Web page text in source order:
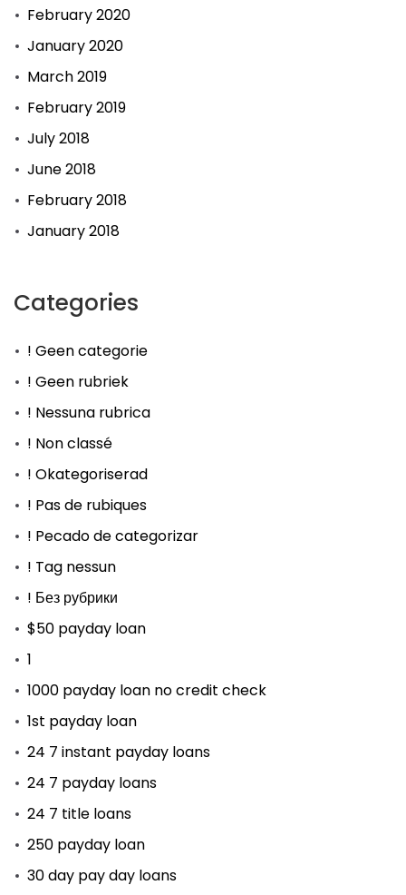
February 2020
January 2020
March 2019
February 2019
July 2018
June 2018
February 2018
January 2018
Categories
! Geen categorie
! Geen rubriek
! Nessuna rubrica
! Non classé
! Okategoriserad
! Pas de rubiques
! Pecado de categorizar
! Tag nessun
! Без рубрики
$50 payday loan
1
1000 payday loan no credit check
1st payday loan
24 7 instant payday loans
24 7 payday loans
24 7 title loans
250 payday loan
30 day pay day loans